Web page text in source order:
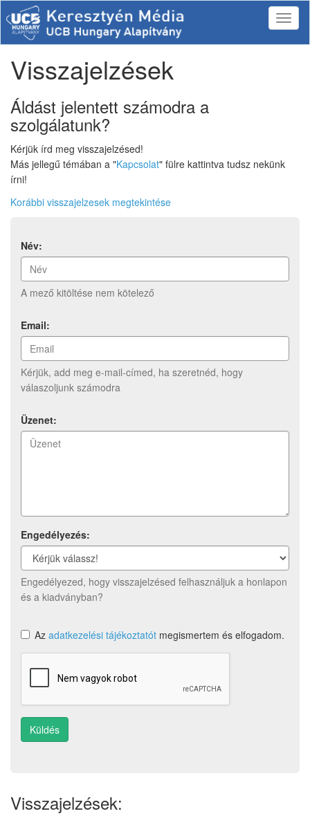
Visszajelzések
Áldást jelentett számodra a
szolgálatunk?
Kérjük írd meg visszajelzésed!
Más jellegű témában a "Kapcsolat" fülre kattintva tudsz nekünk
írni!
Korábbi visszajelzesek megtekintése
Név:
A mező kitöltése nem kötelező
Email:
Kérjük, add meg e-mail-címed, ha szeretnéd, hogy
válaszoljunk számodra
Üzenet:
Engedélyezés:
Engedélyezed, hogy visszajelzésed felhasználjuk a honlapon
és a kiadványban?
Az adatkezelési tájékoztatót megismertem és elfogadom.
Küldés
Visszajelzések: